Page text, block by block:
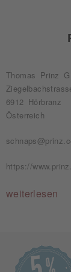
Thomas Prinz
6912 Hörbranz
Österreich
https://
weiterlesen